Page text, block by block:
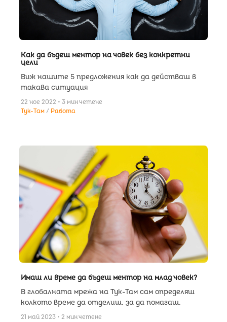
Как да бъдеш ментор на човек без конкретни
цели
Виж нашите 5 предложения как да действаш в
такава ситуация
22 ное 2022 • 3 мин четене
Тук-Там
Работа
Имаш ли време да бъдеш ментор на млад човек?
В глобалната мрежа на Тук-Там сам определяш
колкото време да отделиш, за да помагаш.
21 май 2023 • 2 мин четене